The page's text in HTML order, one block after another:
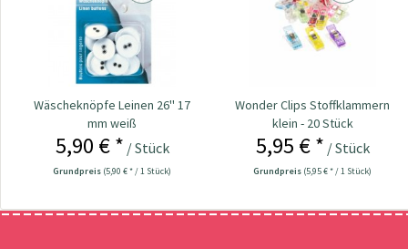
Wäscheknöpfe Leinen 26'' 17
mm weiß
5,90 € * / Stück
Grundpreis (5,90 € * / 1 Stück)
Wonder Clips Stoffklammern
klein - 20 Stück
5,95 € * / Stück
Grundpreis (5,95 € * / 1 Stück)